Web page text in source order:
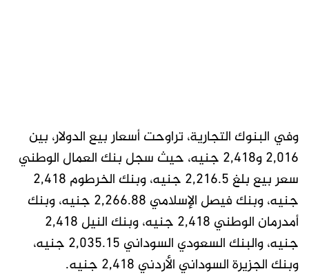
وفي البنوك التجارية، تراوحت أسعار بيع الدولار، بين
2,016 و2,418 جنيه، حيث سجل بنك العمال الوطني
سعر بيع بلغ 2,216.5 جنيه، وبنك الخرطوم 2,418
جنيه، وبنك فيصل الإسلامي 2,266.88 جنيه، وبنك
أمدرمان الوطني 2,418 جنيه، وبنك النيل 2,418
جنيه، والبنك السعودي السوداني 2,035.15 جنيه،
وبنك الجزيرة السوداني الأردني 2,418 جنيه.